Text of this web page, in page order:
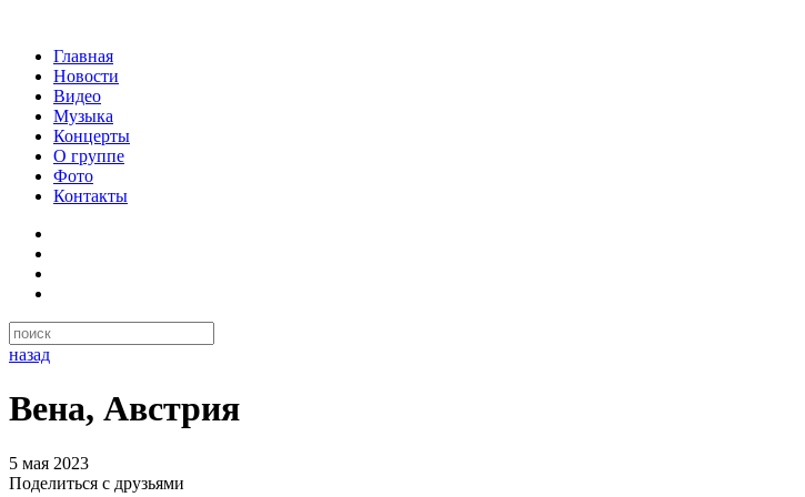
Главная
Новости
Видео
Музыка
Концерты
О группе
Фото
Контакты
назад
Вена, Австрия
5 мая 2023
Поделиться с друзьями